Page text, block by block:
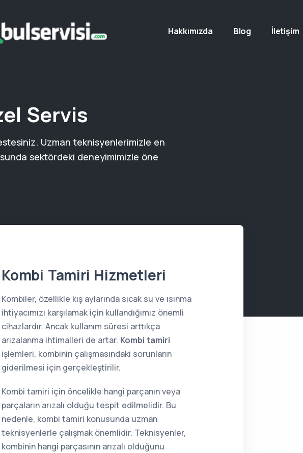
Hakkımızda Blog İletişim
Servis
Uzman teknisyenlerimizle en
sektördeki deneyimimizle öne
Kombi Tamiri Hizmetleri
Kombiler, özellikle kış aylarında sıcak su ve ısınma
ihtiyacımızı karşılamak için kullandığımız önemli
cihazlardır. Ancak kullanım süresi arttıkça
arızalanma ihtimalleri de artar. Kombi tamiri
işlemleri, kombinin çalışmasındaki sorunların
giderilmesi için gerçekleştirilir.
Kombi tamiri için öncelikle hangi parçanın veya
parçaların arızalı olduğu tespit edilmelidir. Bu
nedenle, kombi tamiri konusunda uzman
teknisyenlerle çalışmak önemlidir. Teknisyenler,
kombinin hangi parçasının arızalı olduğunu